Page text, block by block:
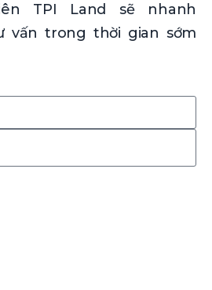
TPI Land sẽ nhanh
vấn trong thời gian sớm